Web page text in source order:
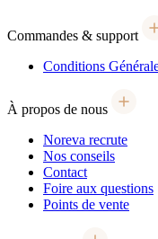
Commandes & support
Conditions
À propos de nous
Noreva recrute
Nos conseils
Contact
Foire aux questions
Points de vente